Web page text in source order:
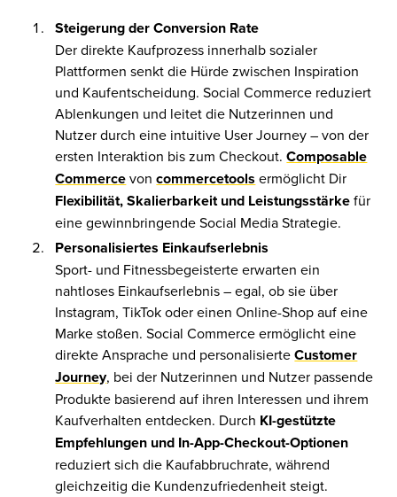
Steigerung der Conversion Rate
Der direkte Kaufprozess innerhalb sozialer
Plattformen senkt die Hürde zwischen Inspiration
und Kaufentscheidung. Social Commerce reduziert
Ablenkungen und leitet die Nutzerinnen und
Nutzer durch eine intuitive User Journey – von der
ersten Interaktion bis zum Checkout.Composable
Commercevoncommercetools ermöglicht Dir
Flexibilität, Skalierbarkeit und Leistungsstärkefür
eine gewinnbringende Social Media Strategie.
Personalisiertes Einkaufserlebnis
Sport- und Fitnessbegeisterte erwarten ein
nahtloses Einkaufserlebnis – egal, ob sie über
Instagram, TikTok oder einen Online-Shop auf eine
Marke stoßen. Social Commerce ermöglicht eine
direkte Ansprache und personalisierteCustomer
Journey, bei der Nutzerinnen und Nutzer passende
Produkte basierend auf ihren Interessen und ihrem
Kaufverhalten entdecken. Durch KI-gestützte
Empfehlungen und In-App-Checkout-Optionen
reduziert sich die Kaufabbruchrate, während
gleichzeitig die Kundenzufriedenheit steigt.